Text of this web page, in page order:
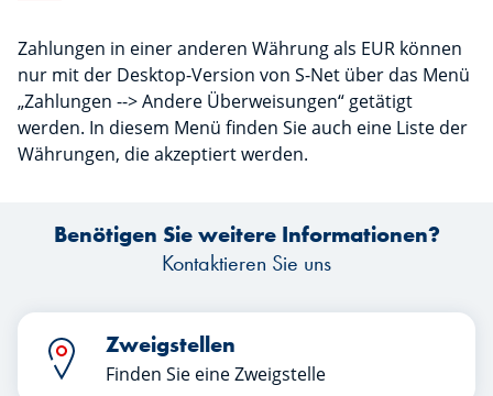
Zahlungen in einer anderen Währung als EUR können
nur mit der Desktop-Version von S-Net über das Menü
„Zahlungen --> Andere Überweisungen“ getätigt
werden. In diesem Menü finden Sie auch eine Liste der
Währungen, die akzeptiert werden.
Benötigen Sie weitere Informationen?
Kontaktieren Sie uns
Zweigstellen
Finden Sie eine Zweigstelle